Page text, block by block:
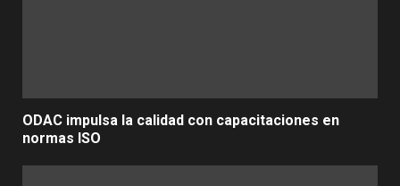
ODAC impulsa la calidad con capacitaciones en
normas ISO